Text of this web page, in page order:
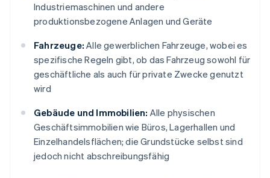
Industriemaschinen und andere
produktionsbezogene Anlagen und Geräte
Fahrzeuge: Alle gewerblichen Fahrzeuge, wobei es
spezifische Regeln gibt, ob das Fahrzeug sowohl für
geschäftliche als auch für private Zwecke genutzt
wird
Gebäude und Immobilien: Alle physischen
Geschäftsimmobilien wie Büros, Lagerhallen und
Einzelhandelsflächen; die Grundstücke selbst sind
jedoch nicht abschreibungsfähig